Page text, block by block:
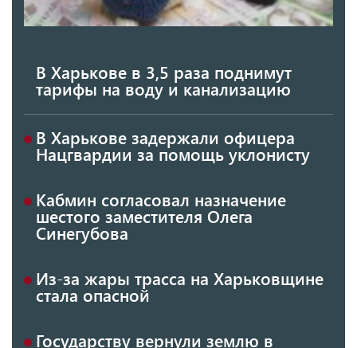
В Харькове в 3,5 раза поднимут
тарифы на воду и канализацию
В Харькове задержали офицера
Нацгвардии за помощь уклонисту
Кабмин согласовал назначение
шестого заместителя Олега
Синегубова
Из-за жары трасса на Харьковщине
стала опасной
Государству вернули землю в